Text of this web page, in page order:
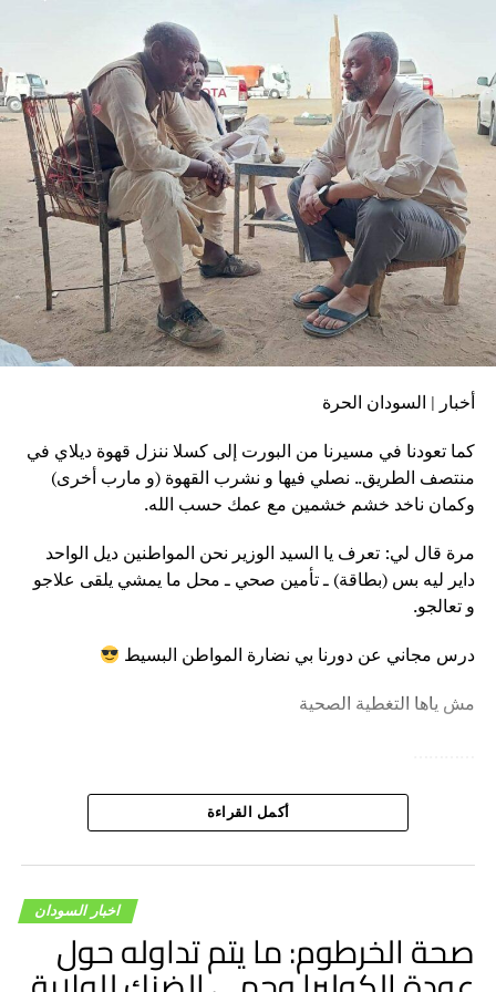
أخبار | السودان الحرة
كما تعودنا في مسيرنا من البورت إلى كسلا ننزل قهوة ديلاي في
منتصف الطريق.. نصلي فيها و نشرب القهوة (و مارب أخرى)
وكمان ناخد خشم خشمين مع عمك حسب الله.
مرة قال لي: تعرف يا السيد الوزير نحن المواطنين ديل الواحد
داير ليه بس (بطاقة) ـ تأمين صحي ـ محل ما يمشي يلقى علاجو
و تعالجو.
درس مجاني عن دورنا بي نضارة المواطن البسيط
مش ياها التغطية الصحية
نحن نقعد و نقوم … نلت و نعجن… نخطط ونستترج (من
استراتيجية)…. و في النهاية نصل للخلاصة الوصل ليها عمنا
رغم اننا نحتفل هنا و هناك .. بجهاز حديث او افتتاح مستشفي
أكمل القراءة
اخبار السودان
صحة الخرطوم: ما يتم تداوله حول